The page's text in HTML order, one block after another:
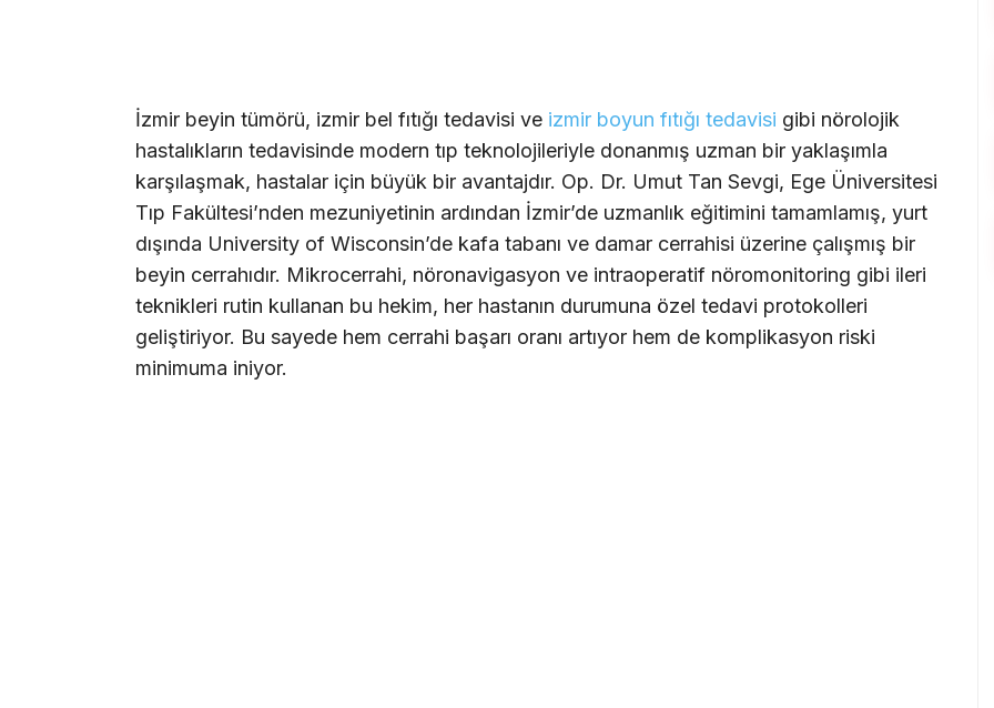
İzmir beyin tümörü, izmir bel fıtığı tedavisi ve izmir boyun fıtığı tedavisi gibi nörolojik
hastalıkların tedavisinde modern tıp teknolojileriyle donanmış uzman bir yaklaşımla
karşılaşmak, hastalar için büyük bir avantajdır. Op. Dr. Umut Tan Sevgi, Ege Üniversitesi
Tıp Fakültesi’nden mezuniyetinin ardından İzmir’de uzmanlık eğitimini tamamlamış, yurt
dışında University of Wisconsin’de kafa tabanı ve damar cerrahisi üzerine çalışmış bir
beyin cerrahıdır. Mikrocerrahi, nöronavigasyon ve intraoperatif nöromonitoring gibi ileri
teknikleri rutin kullanan bu hekim, her hastanın durumuna özel tedavi protokolleri
geliştiriyor. Bu sayede hem cerrahi başarı oranı artıyor hem de komplikasyon riski
minimuma iniyor.